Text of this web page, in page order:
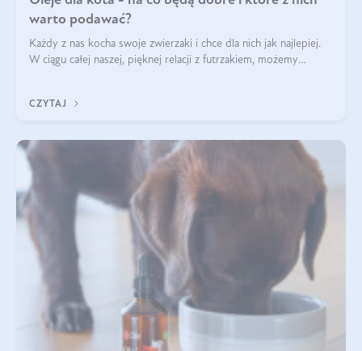
warto podawać?
Każdy z nas kocha swoje zwierzaki i chce dla nich jak najlepiej.
W ciągu całej naszej, pięknej relacji z futrzakiem, możemy
CZYTAJ